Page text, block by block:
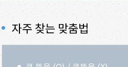
자주 찾는 맞춤법